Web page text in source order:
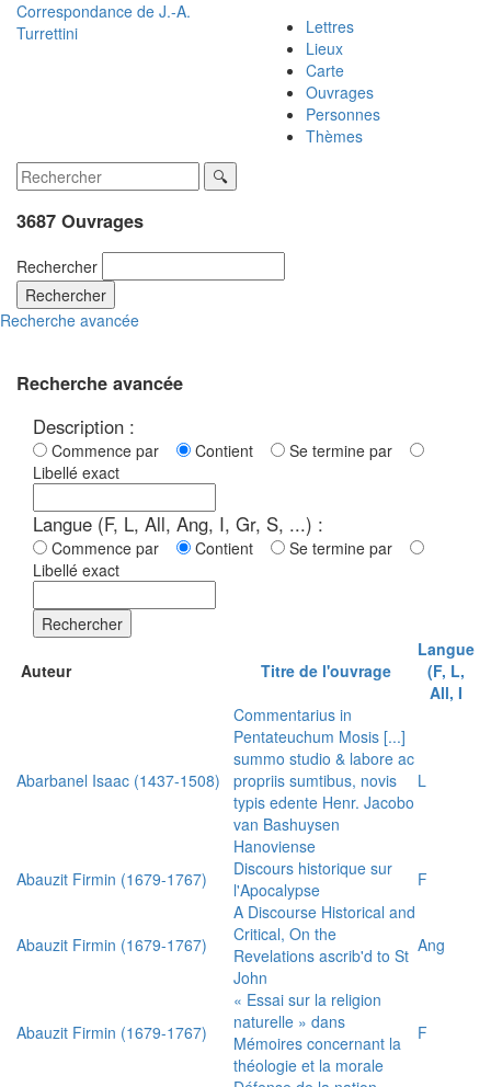
Correspondance de J.-A.
Turrettini
Lettres
Lieux
Carte
Ouvrages
Personnes
Thèmes
3687 Ouvrages
Rechercher
Rechercher
Recherche avancée
Recherche avancée
Description :
Commence par Contient
Se termine par
Libellé exact
Langue (F, L, All, Ang, I, Gr, S, ...) :
Commence par Contient
Se termine par
Libellé exact
Rechercher
Auteur Titre de l'ouvrage
Langue
(F, L,
All, I
Abarbanel Isaac (1437-1508)
Commentarius in
Pentateuchum Mosis [...]
summo studio & labore ac
propriis sumtibus, novis
typis edente Henr. Jacobo
van Bashuysen
Hanoviense
L
Abauzit Firmin (1679-1767)
Discours historique sur
l'Apocalypse
F
Abauzit Firmin (1679-1767)
A Discourse Historical and
Critical, On the
Revelations ascrib'd to St
John
Ang
Abauzit Firmin (1679-1767)
« Essai sur la religion
naturelle » dans
Mémoires concernant la
théologie et la morale
F